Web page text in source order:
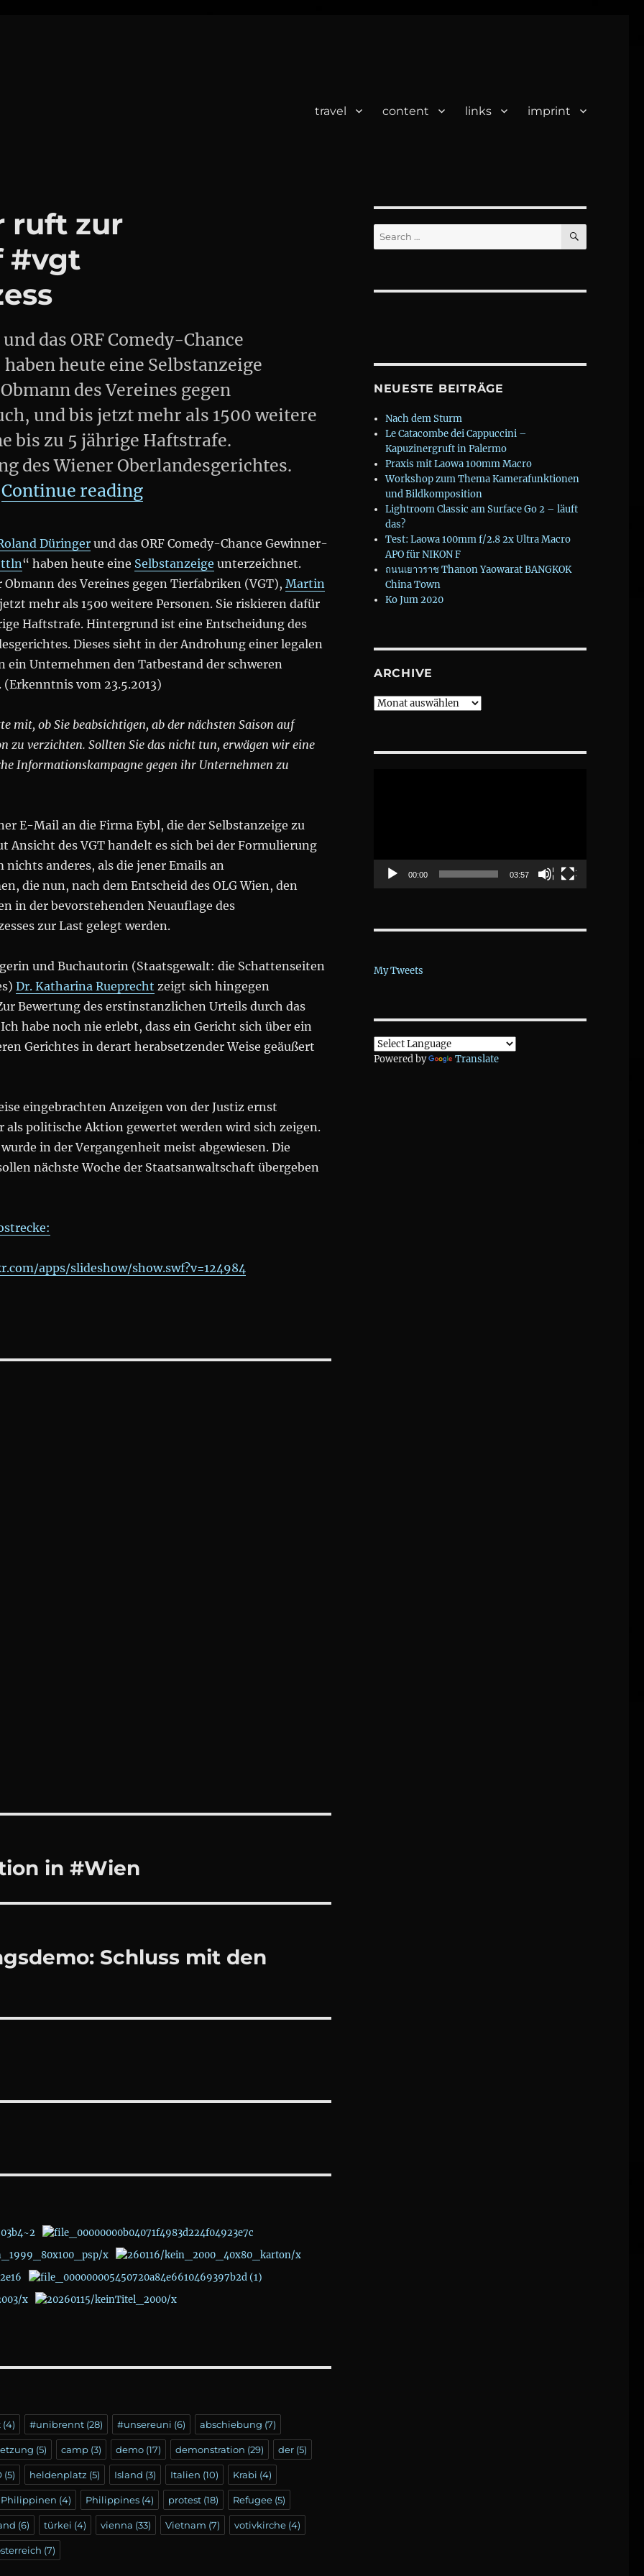
travel content links imprint
ruft zur
#vgt
das ORF Comedy-Chance
heute eine Selbstanzeige
des Vereines gegen
und bis jetzt mehr als 1500 weitere
bis zu 5 jährige Haftstrafe.
des Wiener Oberlandesgerichtes.
Continue reading„Roland #Düringer ruft zur Selbstanzeige auf #vgt
Düringerund das ORF Comedy-Chance Gewinner-
“ haben heute eine Selbstanzeige unterzeichnet.
Obmann des Vereines gegen Tierfabriken (VGT), Martin
mehr als 1500 weitere Personen. Sie riskieren dafür
Haftstrafe. Hintergrund ist eine Entscheidung des
Dieses sieht in der Androhung einer legalen
ein Unternehmen den Tatbestand der schweren
vom 23.5.2013)
mit, ob Sie beabsichtigen, ab der nächsten Saison auf
zu verzichten. Sollten Sie das nicht tun, erwägen wir eine
Informationskampagne gegen ihr Unternehmen zu
E-Mail an die Firma Eybl, die der Selbstanzeige zu
Ansicht des VGT handelt es sich bei der Formulierung
nichts anderes, als die jener Emails an
die nun, nach dem Entscheid des OLG Wien, den
in der bevorstehenden Neuauflage des
zur Last gelegt werden.
und Buchautorin (Staatsgewalt: die Schattenseiten
Dr. Katharina Rueprecht zeigt sich hingegen
Bewertung des erstinstanzlichen Urteils durch das
habe noch nie erlebt, dass ein Gericht sich über ein
Gerichtes in derart herabsetzender Weise geäußert
eingebrachten Anzeigen von der Justiz ernst
als politische Aktion gewertet werden wird sich zeigen.
in der Vergangenheit meist abgewiesen. Die
nächste Woche der Staatsanwaltschaft übergeben
apps/slideshow/show.swf?v=124984
in #Wien
Schluss mit den
(4) #unibrennt (28) #unsereuni (6) abschiebung (7)
(5) camp (3) demo (17) demonstration (29) der (5)
(5) heldenplatz (5) Island (3) Italien (10) Krabi (4)
Philippinen (4) Philippines (4) protest (18) Refugee (5)
(6) türkei (4) vienna (33) Vietnam (7) votivkirche (4)
(7)
Search
for:
SEARCH
NEUESTE BEITRÄGE
Nach dem Sturm
Le Catacombe dei Cappuccini –
Kapuzinergruft in Palermo
Praxis mit Laowa 100mm Macro
Workshop zum Thema Kamerafunktionen
und Bildkomposition
Lightroom Classic am Surface Go 2 – läuft
das?
Test: Laowa 100mm f/2.8 2x Ultra Macro
APO für NIKON F
ถนนเยาวราช Thanon Yaowarat BANGKOK
China Town
Ko Jum 2020
ARCHIVE
Archive
00:00 03:57
My Tweets
Powered by Translate